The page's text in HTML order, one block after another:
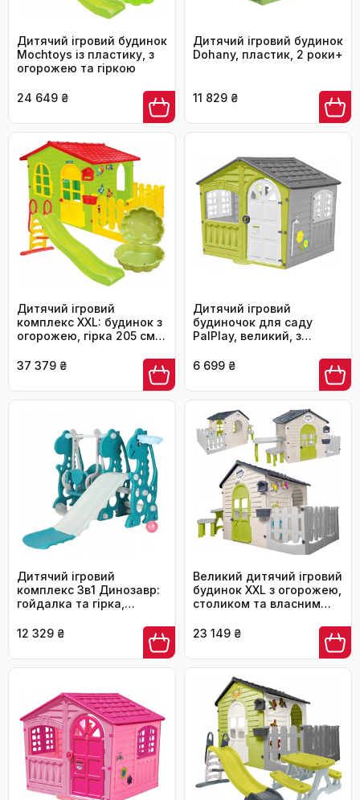
Дитячий ігровий будинок
Mochtoys із пластику, з
огорожею та гіркою
24 649 ₴
Дитячий ігровий будинок
Dohany, пластик, 2 роки+
11 829 ₴
Дитячий ігровий
комплекс XXL: будинок з
огорожею, гірка 205 см
37 379 ₴
Дитячий ігровий
будиночок для саду
PalPlay, великий, з
відкриваються, 140x111
6 699 ₴
Дитячий ігровий
комплекс 3в1 Динозавр:
гойдалка та гірка,
майданчик)
12 329 ₴
Великий дитячий ігровий
будинок XXL з огорожею,
столиком та власним
23 149 ₴